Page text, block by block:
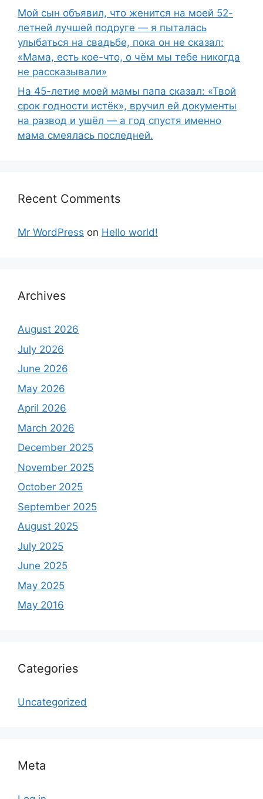
Мой сын объявил, что женится на моей 52-
летней лучшей подруге — я пыталась
улыбаться на свадьбе, пока он не сказал:
«Мама, есть кое-что, о чём мы тебе никогда
не рассказывали»
На 45-летие моей мамы папа сказал: «Твой
срок годности истёк», вручил ей документы
на развод и ушёл — а год спустя именно
мама смеялась последней.
Recent Comments
Mr WordPress on Hello world!
Archives
August 2026
July 2026
June 2026
May 2026
April 2026
March 2026
December 2025
November 2025
October 2025
September 2025
August 2025
July 2025
June 2025
May 2025
May 2016
Categories
Uncategorized
Meta